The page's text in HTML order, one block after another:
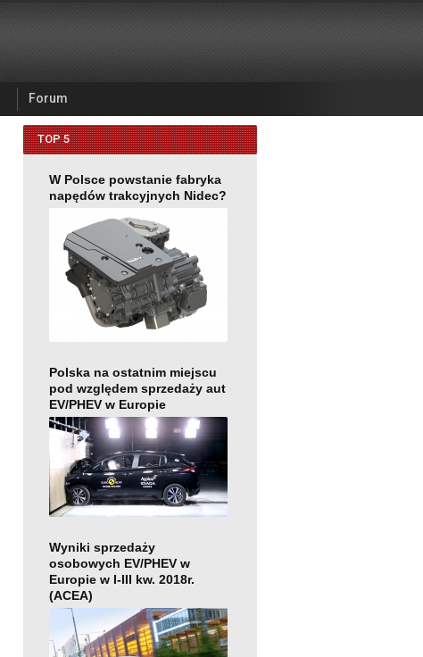
Forum
TOP 5
W Polsce powstanie fabryka
napędów trakcyjnych Nidec?
Polska na ostatnim miejscu
pod względem sprzedaży aut
EV/PHEV w Europie
Wyniki sprzedaży
osobowych EV/PHEV w
Europie w I-III kw. 2018r.
(ACEA)